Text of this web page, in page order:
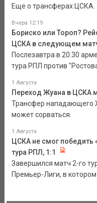
Еще о трансферах ЦСКА.
Вчера 12:19
Бориско или Тороп?
ЦСКА в следующем
Послезавтра в 20.30
тура РПЛ против
1 Августа
Переход Жуана в ЦСКА
Трансфер нападающего
может сорваться.
1 Августа
ЦСКА не смог победить
тура РПЛ, 1:1
Завершился матч 2-го
Премьер-Лиги, в котором